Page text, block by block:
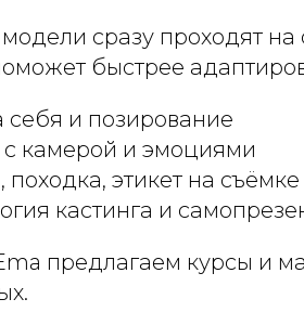
сразу проходят
быстрее
себя и позирование
с камерой и эмоциями
походка, этикет на съёмке
кастинга и
предлагаем курсы и